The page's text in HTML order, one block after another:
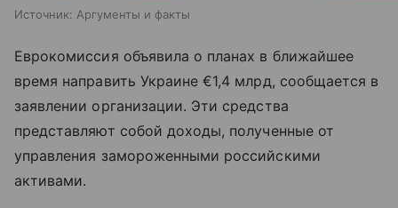
Источник: Аргументы и факты
Еврокомиссия объявила о планах в ближайшее
время направить Украине €1,4 млрд, сообщается в
заявлении организации. Эти средства
представляют собой доходы, полученные от
управления замороженными российскими
активами.